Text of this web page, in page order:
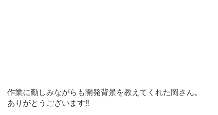
作業に勤しみながらも開発背景を教えてくれた岡さん。
ありがとうございます!!